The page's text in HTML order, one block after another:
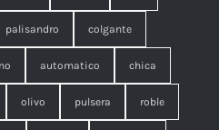
palisandro colgante
automatico chica
olivo pulsera roble